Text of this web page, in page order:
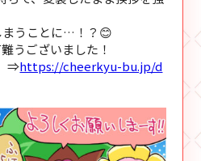
まうことに…！？😊
うございました！
⇒https://cheerkyu-bu.jp/d